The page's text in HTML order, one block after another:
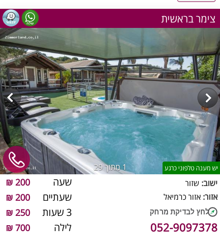
צימר בראשית
1מתוך 29 יש מענה טלפוני כרגע
שעה 200 ₪
שעתיים 200 ₪
3 שעות 250 ₪
לילה 700 ₪
ישוב: שזור
אזור: אזור כרמיאל
052-9097378